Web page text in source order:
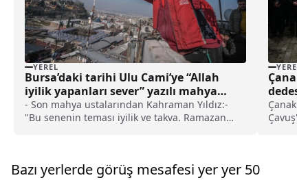
YEREL
Bursa’daki tarihi Ulu Cami’ye “Allah
iyilik yapanları sever” yazılı mahya
asıldı haberi
- Son mahya ustalarından Kahraman Yıldız:-
"Bu senenin teması iyilik ve takva. Ramazan
YEREL
Bazı yerlerde görüş mesafesi yer yer 50